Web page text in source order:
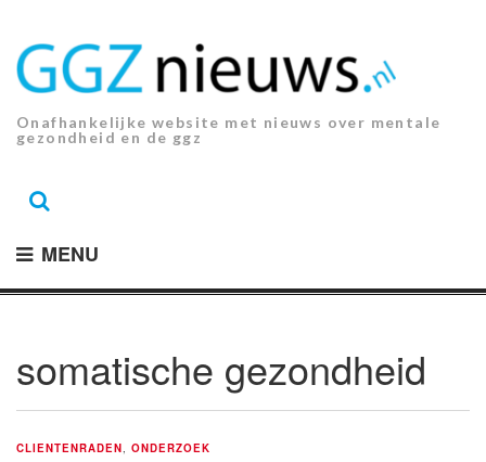
inhoud.
Onafhankelijke website met nieuws over mentale
gezondheid en de ggz
MENU
somatische gezondheid
CLIENTENRADEN ONDERZOEK